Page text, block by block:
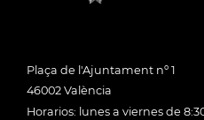
Plaça de l'Ajuntament nº 1
46002 València
Horarios: lunes a viernes de